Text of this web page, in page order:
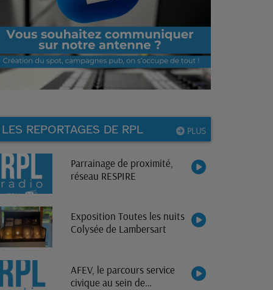
PLUS
LES REPORTAGES DE RPL
Parrainage de proximité,
réseau RESPIRE
Exposition Toutes les nuits
Colysée de Lambersart
AFEV, le parcours service
civique au sein de